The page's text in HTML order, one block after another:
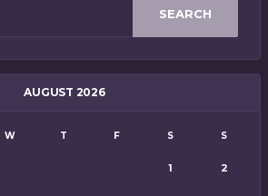
SEARCH
AUGUST 2026
W T F S S
1 2